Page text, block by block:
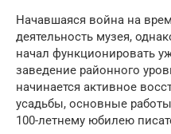
Начавшаяся война на
деятельность музея,
начал функционировать
заведение районного
начинается активное
усадьбы, основные
100-летнему юбилею